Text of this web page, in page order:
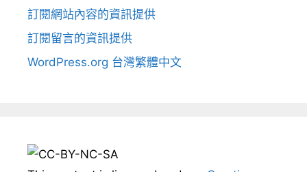
訂閱網站內容的資訊提供
訂閱留言的資訊提供
WordPress.org 台灣繁體中文